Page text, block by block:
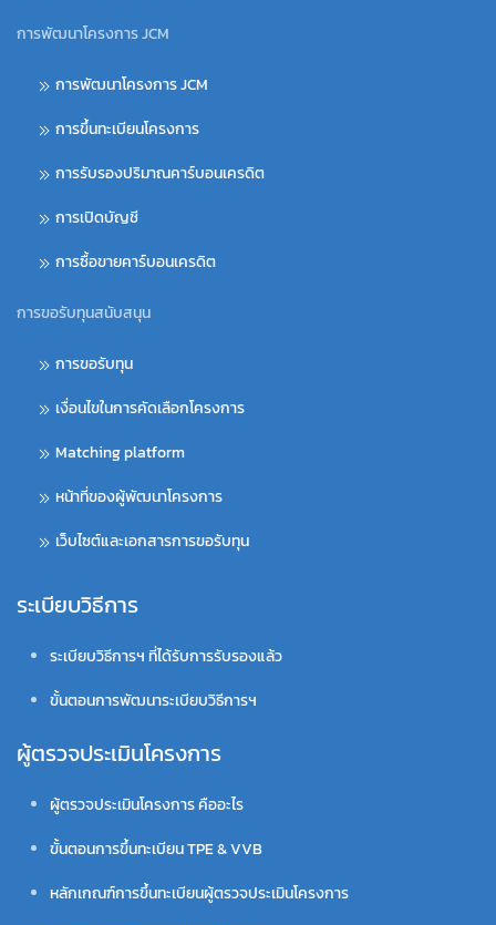
การพัฒนาโครงการ JCM
การพัฒนาโครงการ JCM
การขึ้นทะเบียนโครงการ
การรับรองปริมาณคาร์บอนเครดิต
การเปิดบัญชี
การซื้อขายคาร์บอนเครดิต
การขอรับทุนสนับสนุน
การขอรับทุน
เงื่อนไขในการคัดเลือกโครงการ
Matching platform
หน้าที่ของผู้พัฒนาโครงการ
เว็บไซต์และเอกสารการขอรับทุน
ระเบียบวิธีการ
ระเบียบวิธีการฯ ที่ได้รับการรับรองแล้ว
ขั้นตอนการพัฒนาระเบียบวิธีการฯ
ผู้ตรวจประเมินโครงการ
ผู้ตรวจประเมินโครงการ คืออะไร
ขั้นตอนการขึ้นทะเบียน TPE & VVB
หลักเกณฑ์การขึ้นทะเบียนผู้ตรวจประเมินโครงการ